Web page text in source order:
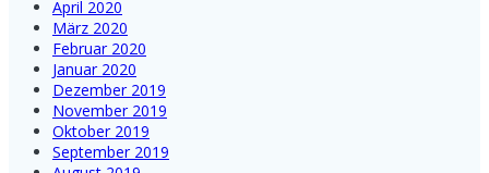
April 2020
März 2020
Februar 2020
Januar 2020
Dezember 2019
November 2019
Oktober 2019
September 2019